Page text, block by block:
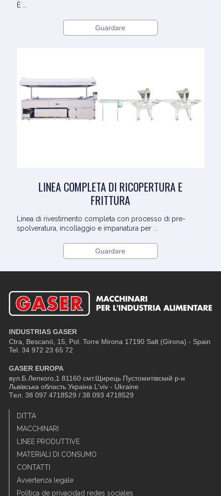
È ...
Guardare
LINEA COMPLETA DI RICOPERTURA E
FRITTURA
Linea di rivestimento completa con processo di pre-
spolveratura, incollaggio e impanatura per ...
Guardare
INDUSTRIAS GASER
Ctra, Bescanó, 15, Pol. Torre Mirona 17190 Salt (Girona) - Spain
Tel. 34 972 23 65 72
GASER EUROPA
вул.Б.Лепкого,1 81160 смт.Щирець Пустомитівский р-н
Львівська область Украіна L'viv - Ukraine
Tел. 38 097 4718529 / 38 093 4718529
DITTA
MACCHINARI
LINEE PRODUTTIVE
MATERIALI DI CONSUMO
CONTATTI
Avvertenza legale
Política de privacidad redes sociales